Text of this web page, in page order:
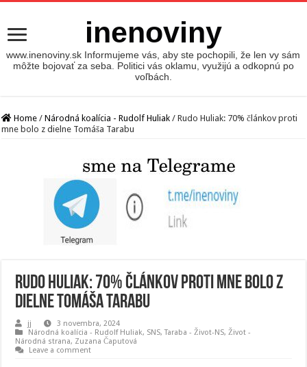
inenoviny
www.inenoviny.sk Informujeme vás, aby ste pochopili, že len vy sám
môžte bojovať za seba. Politici vás oklamu, využijú a odkopnú po
voľbách.
Home / Národná koalícia - Rudolf Huliak / Rudo Huliak: 70% článkov proti
mne bolo z dielne Tomáša Tarabu
Rudo Huliak: 70% článkov proti mne bolo z
dielne Tomáša Tarabu
jj
3 novembra, 2024
Národná koalícia - Rudolf Huliak, SNS,Taraba - Život-NS,Život -
Národná strana, Zuzana Čaputová
Leave a comment